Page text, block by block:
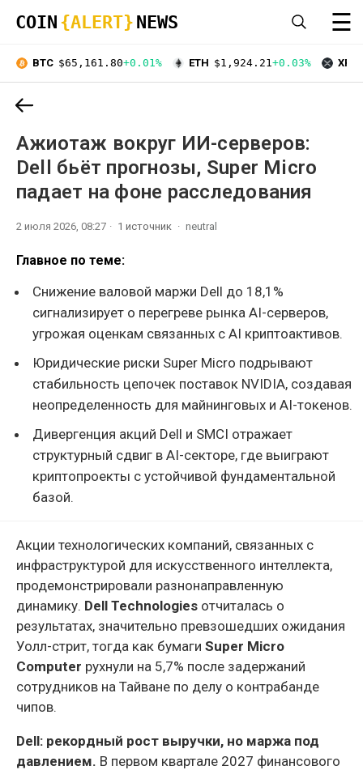
COIN {ALERT} NEWS ☰
BTC $65,161.80+0.01% ETH $1,924.21+0.03% XRP
Ажиотаж вокруг ИИ-серверов:
Dell бьёт прогнозы, Super Micro
падает на фоне расследования
2 июля 2026, 08:27 1 источник neutral
Главное по теме:
Снижение валовой маржи Dell до 18,1%
сигнализирует о перегреве рынка AI-серверов,
угрожая оценкам связанных с AI криптоактивов.
Юридические риски Super Micro подрывают
стабильность цепочек поставок NVIDIA, создавая
неопределенность для майнинговых и AI-токенов.
Дивергенция акций Dell и SMCI отражает
структурный сдвиг в AI-секторе, где выиграют
криптопроекты с устойчивой фундаментальной
базой.
Акции технологических компаний, связанных с
инфраструктурой для искусственного интеллекта,
продемонстрировали разнонаправленную
динамику. Dell Technologies отчиталась о
результатах, значительно превзошедших ожидания
Уолл-стрит, тогда как бумаги Super Micro
Computer рухнули на 5,7% после задержаний
сотрудников на Тайване по делу о контрабанде
чипов.
Dell: рекордный рост выручки, но маржа под
давлением. В первом квартале 2027 финансового